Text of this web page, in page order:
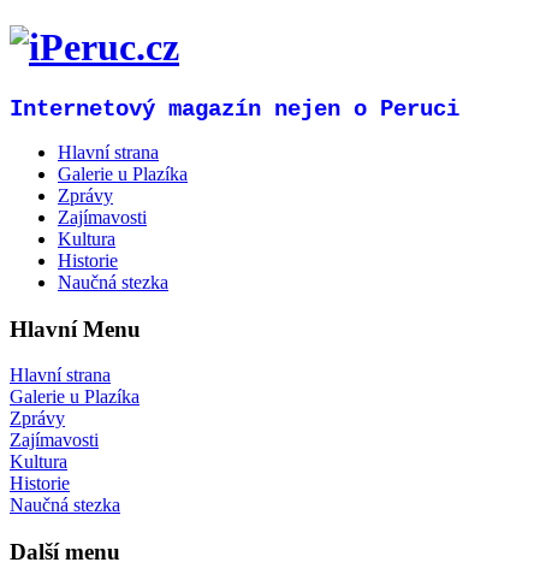
Internetový magazín nejen o Peruci
Hlavní strana
Galerie u Plazíka
Zprávy
Zajímavosti
Kultura
Historie
Naučná stezka
Hlavní Menu
Hlavní strana
Galerie u Plazíka
Zprávy
Zajímavosti
Kultura
Historie
Naučná stezka
Další menu